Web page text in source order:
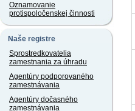
Oznamovanie
protispoločenskej činnosti
Naše registre
Sprostredkovatelia
zamestnania za úhradu
Agentúry podporovaného
zamestnávania
Agentúry dočasného
zamestnávania